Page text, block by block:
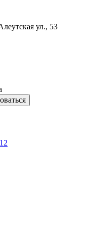
ул., 53